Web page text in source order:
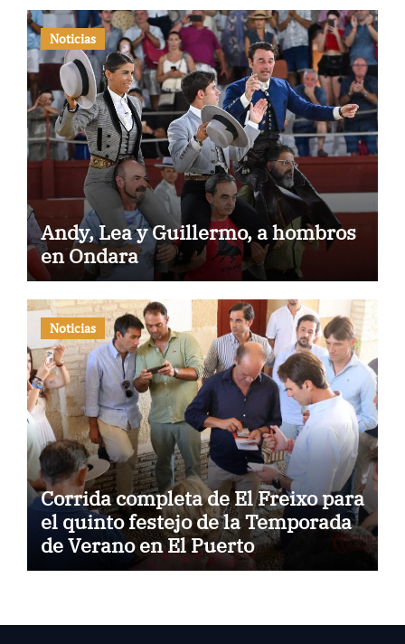
Noticias
Andy, Lea y Guillermo, a hombros
en Ondara
Noticias
Corrida completa de El Freixo para
el quinto festejo de la Temporada
de Verano en El Puerto